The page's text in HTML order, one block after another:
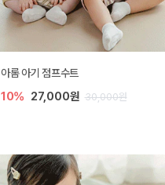
아롬 아기 점프수트
10% 27,000원 30,000원